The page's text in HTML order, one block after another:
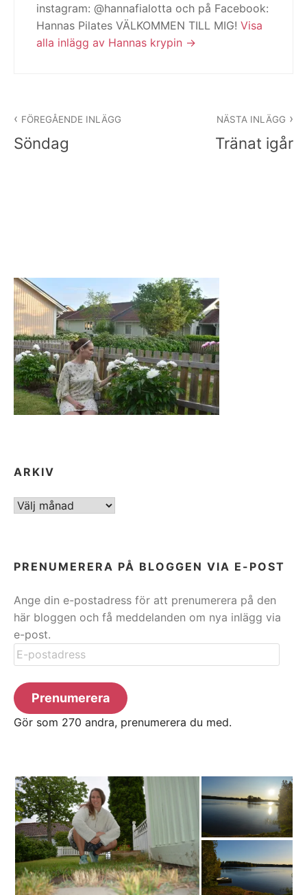
instagram: @hannafialotta och på Facebook:
Hannas Pilates VÄLKOMMEN TILL MIG! Visa
alla inlägg av Hannas krypin
FÖREGÅENDE INLÄGG
Söndag
NÄSTA INLÄGG
Tränat igår
ARKIV
ARKIV
PRENUMERERA PÅ BLOGGEN VIA E-POST
Ange din e-postadress för att prenumerera på den
här bloggen och få meddelanden om nya inlägg via
e-post.
E-
postadress
Prenumerera
Gör som 270 andra, prenumerera du med.